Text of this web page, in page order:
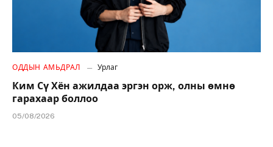
ОДДЫН АМЬДРАЛ Урлаг
Ким Сү Хён ажилдаа эргэн орж, олны өмнө
гарахаар боллоо
05/08/2026